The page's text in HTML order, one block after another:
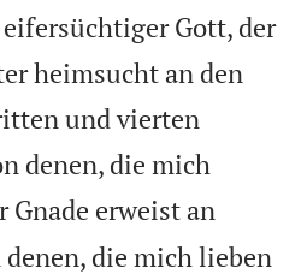
Gott, der
heimsucht an den
und vierten
denen, die mich
Gnade erweist an
denen, die mich lieben